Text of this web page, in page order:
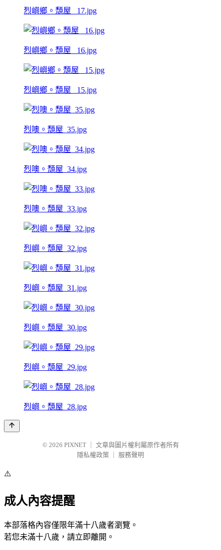
烈嶼鄉。頹屋 _17.jpg
烈嶼鄉。頹屋 _16.jpg
烈嶼鄉。頹屋 _15.jpg
烈噢。頹屋_35.jpg
烈噢。頹屋_34.jpg
烈噢。頹屋_33.jpg
烈嶼。頹屋_32.jpg
烈嶼。頹屋_31.jpg
烈嶼。頹屋_30.jpg
烈嶼。頹屋_29.jpg
烈嶼。頹屋_28.jpg
© 2026 PIXNET
文章與圖片權利屬原作者所有
隱私權政策
服務聲明
⚠️
成人內容提醒
本部落格內容僅限年滿十八歲者瀏覽。
若您未滿十八歲，請立即離開。